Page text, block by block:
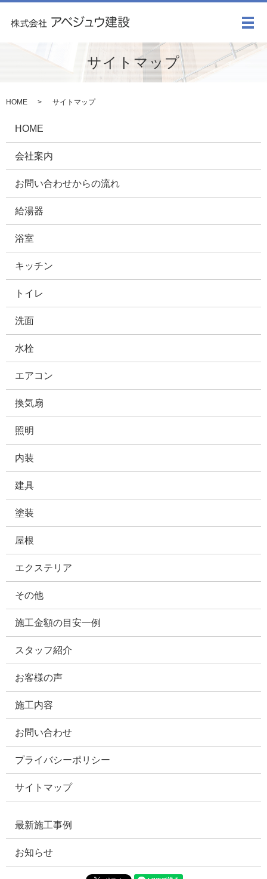
メ
サイトマップ
HOME サイトマップ
HOME
会社案内
お問い合わせからの流れ
給湯器
浴室
キッチン
トイレ
洗面
水栓
エアコン
換気扇
照明
内装
建具
塗装
屋根
エクステリア
その他
施工金額の目安一例
スタッフ紹介
お客様の声
施工内容
お問い合わせ
プライバシーポリシー
サイトマップ
最新施工事例
お知らせ